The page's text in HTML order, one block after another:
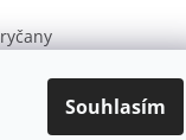
Souhlasím
(Fio banka)